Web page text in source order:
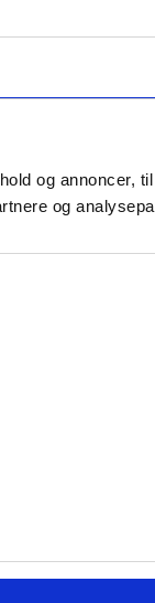
og annoncer,
og